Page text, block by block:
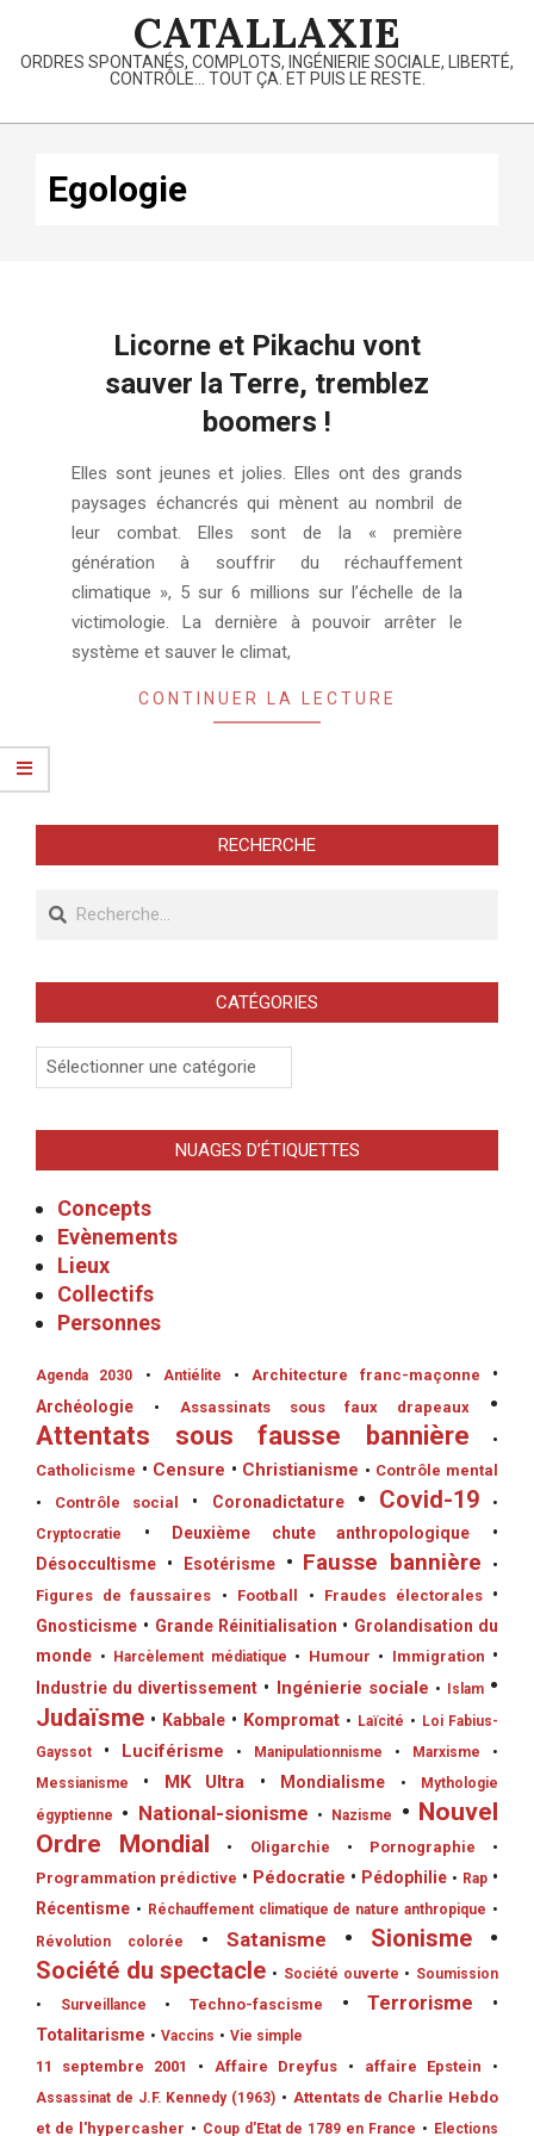
content
CATALLAXIE
ORDRES SPONTANÉS, COMPLOTS, INGÉNIERIE SOCIALE, LIBERTÉ,
CONTRÔLE… TOUT ÇA. ET PUIS LE RESTE.
Primary
Egologie
Licorne et Pikachu vont
sauver la Terre, tremblez
boomers !
06-
05
Elles sont jeunes et jolies. Elles ont des grands
paysages échancrés qui mènent au nombril de
leur combat. Elles sont de la « première
génération à souffrir du réchauffement
climatique », 5 sur 6 millions sur l’échelle de la
victimologie. La dernière à pouvoir arrêter le
système et sauver le climat,
CONTINUER LA LECTURE
RECHERCHE
Recherche
CATÉGORIES
Catégories
NUAGES D’ÉTIQUETTES
Concepts
Evènements
Lieux
Collectifs
Personnes
Agenda 2030 • Antiélite • Architecture franc-maçonne
•
Archéologie
• Assassinats sous faux drapeaux
•
Attentats sous fausse bannière
•
Catholicisme • Censure • Christianisme • Contrôle mental
•
Contrôle social • Coronadictature • Covid-19
•
Cryptocratie
• Deuxième chute anthropologique
•
Désoccultisme
• Esotérisme • Fausse bannière
•
Figures de faussaires
• Football • Fraudes électorales
•
Gnosticisme • Grande Réinitialisation • Grolandisation du
monde • Harcèlement médiatique • Humour • Immigration •
Industrie du divertissement • Ingénierie sociale • Islam •
Judaïsme • Kabbale • Kompromat • Laïcité • Loi Fabius-
Gayssot
• Luciférisme • Manipulationnisme • Marxisme
•
Messianisme
• MK Ultra • Mondialisme •
Mythologie
égyptienne
• National-sionisme • Nazisme • Nouvel
Ordre Mondial
• Oligarchie • Pornographie
•
Programmation prédictive • Pédocratie • Pédophilie • Rap •
Récentisme • Réchauffement climatique de nature anthropique •
Révolution colorée
• Satanisme • Sionisme
•
Société du spectacle • Société ouverte • Soumission
•
Surveillance • Techno-fascisme • Terrorisme
•
Totalitarisme • Vaccins • Vie simple
11 septembre 2001 • Affaire Dreyfus • affaire Epstein
•
Assassinat de J.F. Kennedy (1963) • Attentats de Charlie Hebdo
et de l'hypercasher • Coup d'Etat de 1789 en France • Elections